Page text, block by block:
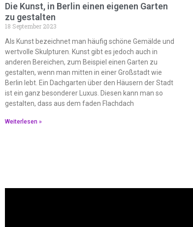
Die Kunst, in Berlin einen eigenen Garten
zu gestalten
18 September 2023
Als Kunst bezeichnet man häufig schöne Gemälde und
wertvolle Skulpturen. Kunst gibt es jedoch auch in
anderen Bereichen, zum Beispiel einen Garten zu
gestalten, wenn man mitten in einer Großstadt wie
Berlin lebt. Ein Dachgarten über den Häusern der Stadt
ist ein ganz besonderer Luxus. Diesen kann man so
gestalten, dass aus dem faden Flachdach
Weiterlesen »